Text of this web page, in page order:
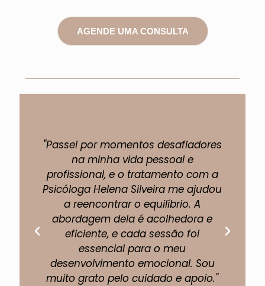
AGENDE UMA CONSULTA
"Passei por momentos desafiadores
na minha vida pessoal e
profissional, e o tratamento com a
Psicóloga Helena Silveira me ajudou
a reencontrar o equilíbrio. A
abordagem dela é acolhedora e
eficiente, e cada sessão foi
essencial para o meu
desenvolvimento emocional. Sou
muito grato pelo cuidado e apoio."